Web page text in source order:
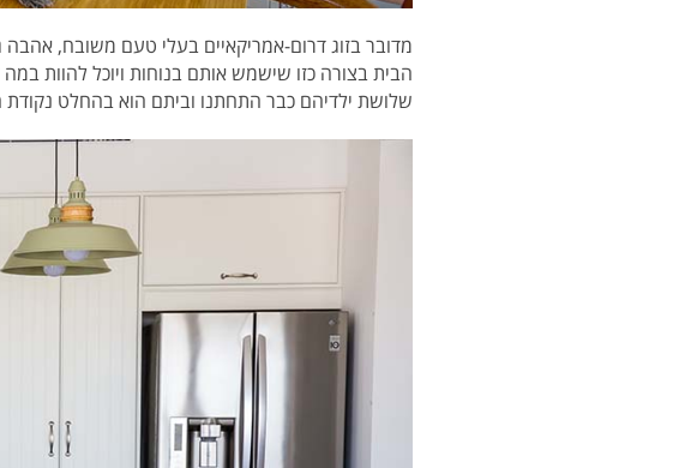
מדובר בזוג דרום-אמריקאיים בעלי טעם משובח, אהבה
הבית בצורה כזו שישמש אותם בנוחות ויוכל להוות
שלושת ילדיהם כבר התחתנו וביתם הוא בהחלט